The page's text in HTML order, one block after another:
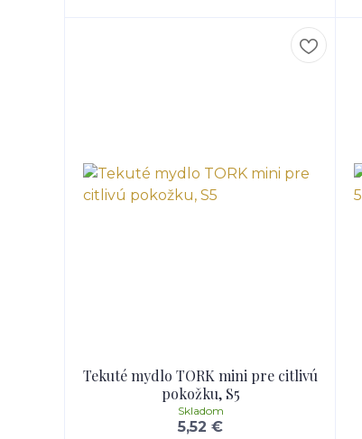
Tekuté mydlo TORK mini pre citlivú
pokožku, S5
5,52 €
Skladom